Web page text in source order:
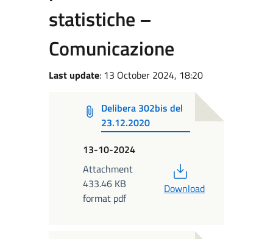
statistiche –
Comunicazione
Last update: 13 October 2024, 18:20
Delibera 302bis del
23.12.2020
13-10-2024
Attachment
433.46 KB
format pdf
Download